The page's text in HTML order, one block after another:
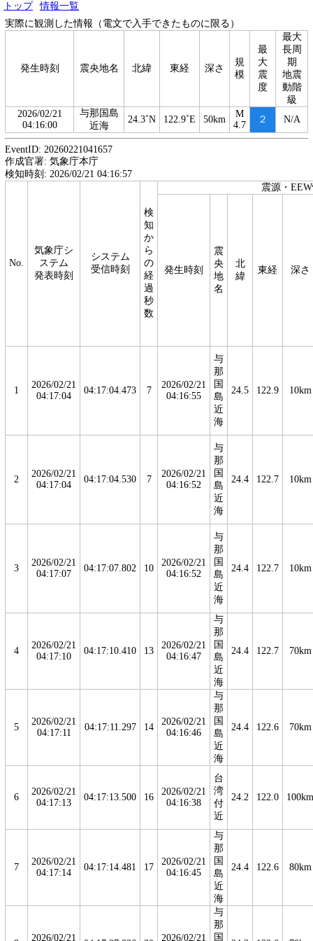
トップ
情報一覧
実際に観測した情報（電文で入手できたものに限る）
発生時刻 震央地名 北緯 東経 深さ
規
模
最
大
震
度
最大
長周
期
地震
動階
級
2026/02/21
04:16:00
与那国島
近海
24.3˚N 122.9˚E 50km
M
4.7
２ N/A
EventID: 20260221041657
作成官署: 気象庁本庁
検知時刻: 2026/02/21 04:16:57
No.
気象庁シ
ステム
発表時刻
システム
受信時刻
検
知
か
ら
の
経
過
秒
数
震源・
発生時刻
震
央
地
名
北
緯
東経 深さ
1
2026/02/21
04:17:04
04:17:04.473 7
2026/02/21
04:16:55
与
那
国
島
近
海
24.5 122.9 10km
2
2026/02/21
04:17:04
04:17:04.530 7
2026/02/21
04:16:52
与
那
国
島
近
海
24.4 122.7 10km
3
2026/02/21
04:17:07
04:17:07.802 10
2026/02/21
04:16:52
与
那
国
島
近
海
24.4 122.7 10km
4
2026/02/21
04:17:10
04:17:10.410 13
2026/02/21
04:16:47
与
那
国
島
近
海
24.4 122.7 70km
5
2026/02/21
04:17:11
04:17:11.297 14
2026/02/21
04:16:46
与
那
国
島
近
海
24.4 122.6 70km
6
2026/02/21
04:17:13
04:17:13.500 16
2026/02/21
04:16:38
台
湾
付
近
24.2 122.0 100km
7
2026/02/21
04:17:14
04:17:14.481 17
2026/02/21
04:16:45
与
那
国
島
近
海
24.4 122.6 80km
2026/02/21 2026/02/21
与
那
国